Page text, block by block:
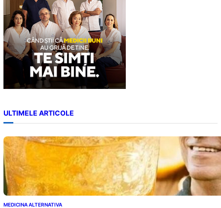
ULTIMELE ARTICOLE
MEDICINA ALTERNATIVA